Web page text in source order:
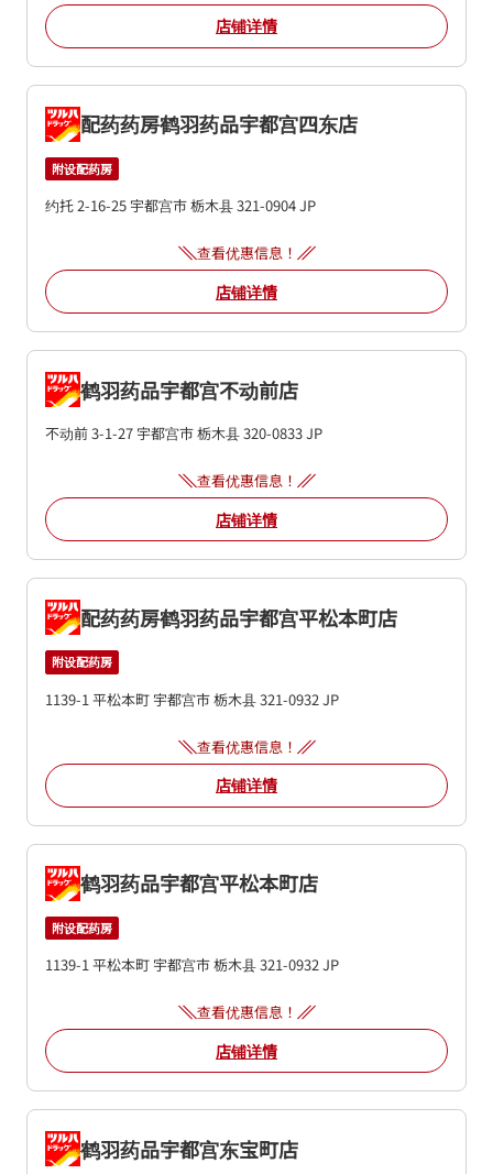
店铺详情
配药药房鹤羽药品宇都宫四东店
附设配药房
约托 2-16-25 宇都宫市栃木县321-0904JP
查看优惠信息！
店铺详情
鹤羽药品宇都宫不动前店
不动前 3-1-27 宇都宫市栃木县320-0833JP
查看优惠信息！
店铺详情
配药药房鹤羽药品宇都宫平松本町店
附设配药房
1139-1 平松本町 宇都宫市栃木县321-0932 JP
查看优惠信息！
店铺详情
鹤羽药品宇都宫平松本町店
附设配药房
1139-1 平松本町 宇都宫市栃木县321-0932JP
查看优惠信息！
店铺详情
鹤羽药品宇都宫东宝町店